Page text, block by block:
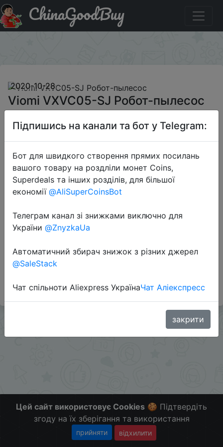
Паридбати з промокодом BGCNVMVC Viomi VXVC05-SJ
Робот-пылесосChinaGoodBuy
2020-10-28
Viomi VXVC05-SJ Робот-пылесос
$285.99
Промокод:"BGCNVMVC"
Перейти до магазину
#Banggood
Цей сайт використовує Cookies 🍪 Підтвердіть
згоду на їх зберігання та використання
прийняти відхилити
Підпишись на канали та бот у Telegram:
Бот для швидкого створення прямих посилань
вашого товару на роздліли монет Coins,
Superdeals та інших розділів, для більшої
економії @AliSuperCoinsBot
Телеграм канал зі знижками виключно для
України @ZnyzkaUa
Автоматичний збирач знижок з різних джерел
@SaleStack
Чат спільноти Aliexpress УкраїнаЧат Аліекспресс
закрити